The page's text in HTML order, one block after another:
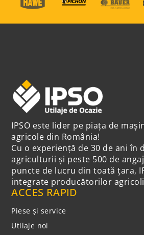
IPSO este lider pe piața de
agricole din România!
Cu o experiență de 30 de ani în
agriculturii și peste 500 de
puncte de lucru din toată țara,
integrate producătorilor
ACCES RAPID
Piese și service
Utilaje noi